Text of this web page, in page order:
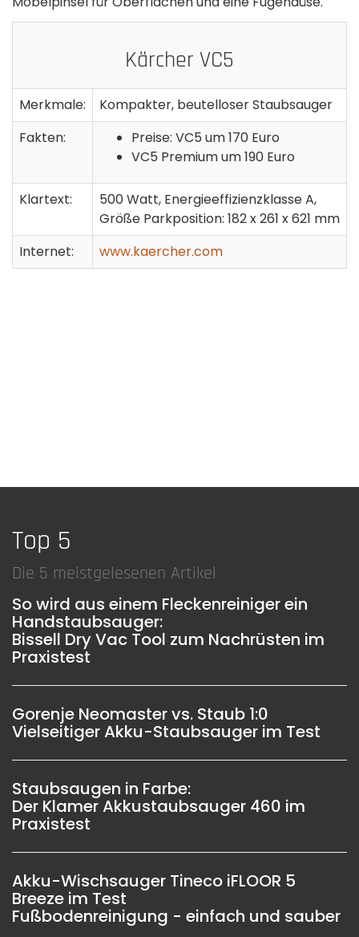
Kärcher VC5
Merkmale:
Kompakter, beutelloser Staubsauger
Fakten:
Preise: VC5 um 170 Euro
VC5 Premium um 190 Euro
Klartext:
500 Watt, Energieeffizienzklasse A,
Größe Parkposition: 182 x 261 x 621 mm
Internet:
www.kaercher.com
Top 5
Die 5 meistgelesenen Artikel
So wird aus einem Fleckenreiniger ein
Handstaubsauger:
Bissell Dry Vac Tool zum Nachrüsten im
Praxistest
Gorenje Neomaster vs. Staub 1:0
Vielseitiger Akku-Staubsauger im Test
Staubsaugen in Farbe:
Der Klamer Akkustaubsauger 460 im
Praxistest
Akku-Wischsauger Tineco iFLOOR 5
Breeze im Test
Fußbodenreinigung - einfach und sauber